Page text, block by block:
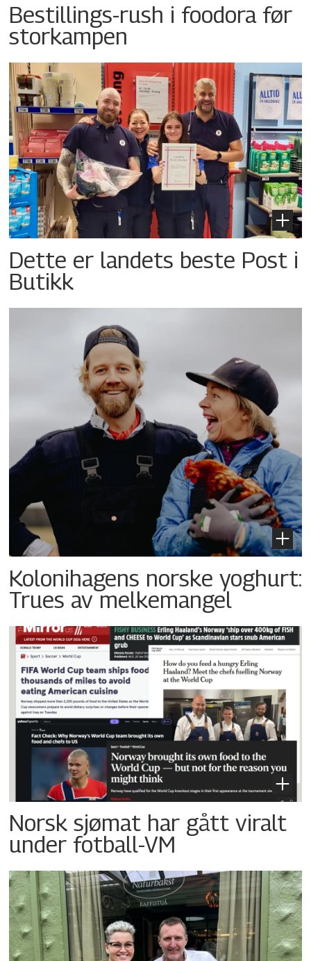
Bestillings-rush i foodora før
storkampen
Dette er landets beste Post i
Butikk
Kolonihagens norske yoghurt:
Trues av melkemangel
Norsk sjømat har gått viralt
under fotball-VM